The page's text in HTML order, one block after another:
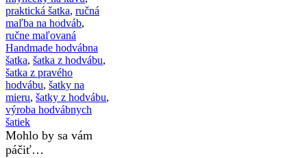
praktická šatka, ručná
maľba na hodváb,
ručne maľovaná
Handmade hodvábna
šatka, šatka z hodvábu,
šatka z pravého
hodvábu, šatky na
mieru, šatky z hodvábu,
výroba hodvábnych
šatiek
Mohlo by sa vám
páčiť…